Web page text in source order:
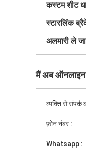
कस्टम शीट
स्टारलिंक
अलमारी ले
मैं अब ऑनलाइन
व्यक्ति से संपर्क
फ़ोन नंबर :
Whatsapp :